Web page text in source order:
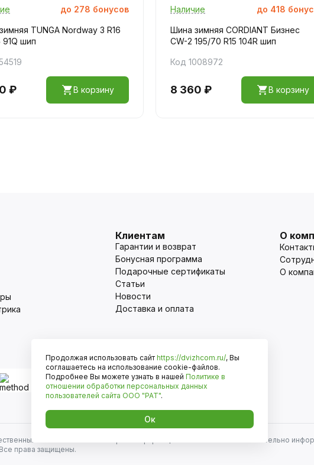
до 278 бонусов
TUNGA Nordway 3 R16
91Q шип
₽ В корзину
Наличие до 418
Шина зимняя CORDIANT Бизнес
CW-2 195/70 R15 104R шип
Код 1008972
8 360 ₽ В корзину
Клиентам
Гарантии и возврат
Бонусная программа
Подарочные сертификаты
Статьи
Новости
Доставка и оплата
О
О
Оплата
автомобилей и иномарок. Информация на сайте носит исключительно
права защищены.
Продолжая использовать сайт https://dvizhcom.ru/, Вы
соглашаетесь на использование cookie-файлов.
Подробнее Вы можете узнать в нашей Политике в
отношении обработки персональных данных
пользователей сайта ООО "РАТ".
Ок